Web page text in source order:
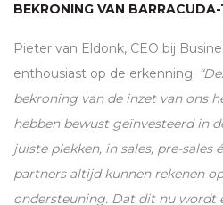
BEKRONING VAN
Pieter van Eldonk, CEO bij
enthousiast op de erkenning:
bekroning van de inzet van ons
hebben bewust geïnvesteerd in
juiste plekken, in sales, pre-sales
partners altijd kunnen rekenen
ondersteuning. Dat dit nu wordt